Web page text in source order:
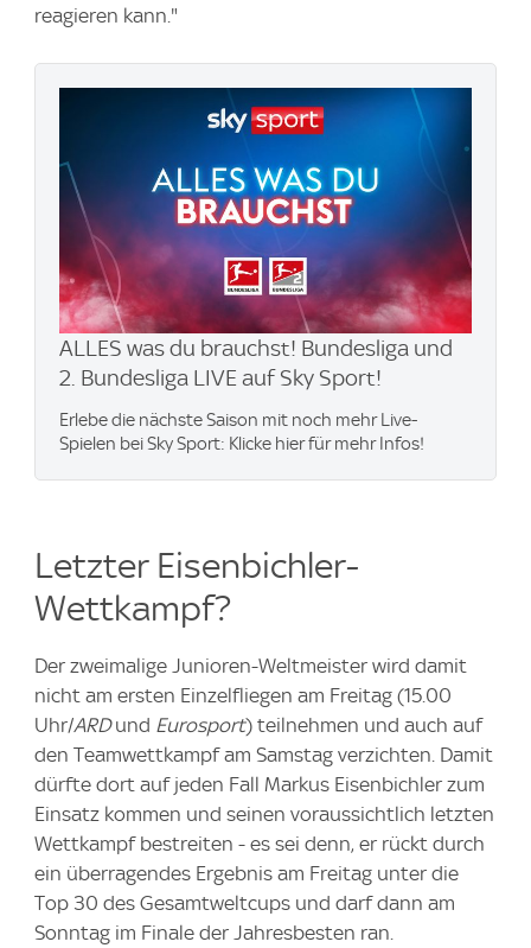
reagieren kann."
ALLES was du brauchst! Bundesliga und
2. Bundesliga LIVE auf Sky Sport!
Erlebe die nächste Saison mit noch mehr Live-
Spielen bei Sky Sport: Klicke hier für mehr Infos!
Letzter Eisenbichler-
Wettkampf?
Der zweimalige Junioren-Weltmeister wird damit
nicht am ersten Einzelfliegen am Freitag (15.00
Uhr/ARDund Eurosport) teilnehmen und auch auf
den Teamwettkampf am Samstag verzichten. Damit
dürfte dort auf jeden Fall Markus Eisenbichler zum
Einsatz kommen und seinen voraussichtlich letzten
Wettkampf bestreiten - es sei denn, er rückt durch
ein überragendes Ergebnis am Freitag unter die
Top 30 des Gesamtweltcups und darf dann am
Sonntag im Finale der Jahresbesten ran.